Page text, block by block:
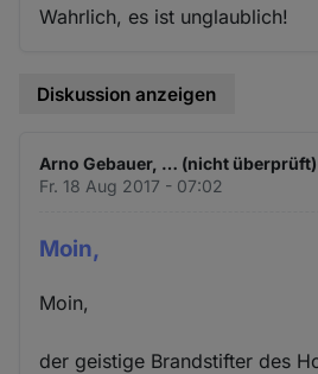
Wahrlich, es ist unglaublich!
Diskussion anzeigen
Arno Gebauer, … (nicht überprüft)
Fr. 18 Aug 2017 - 07:02
Moin,
Moin,
der geistige Brandstifter des